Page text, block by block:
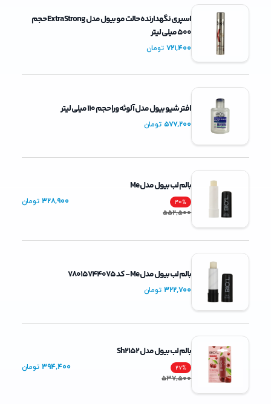
اسپری نگهدارنده حالت مو بیول مدل Extra Strong حجم
500 میلی لیتر
721,400تومان
افتر شیو بیول مدل آلوئه ورا حجم 110 میلی لیتر
577,200تومان
بالم لب بیول مدل Me
40%
328,900 تومان
552,500
بالم لب بیول مدل Me - کد 78015744075
322,700تومان
بالم لب بیول مدل Sh2152
27%
394,400 تومان
537,500